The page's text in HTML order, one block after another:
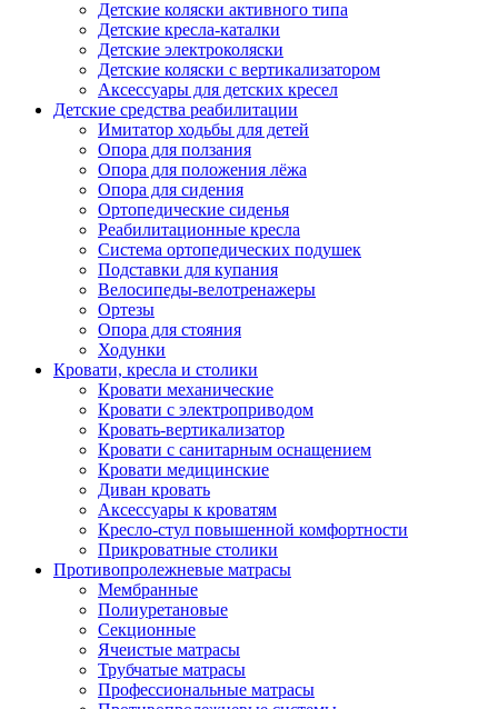
Детские коляски активного типа
Детские кресла-каталки
Детские электроколяски
Детские коляски с вертикализатором
Аксессуары для детских кресел
Детские средства реабилитации
Имитатор ходьбы для детей
Опора для ползания
Опора для положения лёжа
Опора для сидения
Ортопедические сиденья
Реабилитационные кресла
Система ортопедических подушек
Подставки для купания
Велосипеды-велотренажеры
Ортезы
Опора для стояния
Ходунки
Кровати, кресла и столики
Кровати механические
Кровати с электроприводом
Кровать-вертикализатор
Кровати с санитарным оснащением
Кровати медицинские
Диван кровать
Аксессуары к кроватям
Кресло-стул повышенной комфортности
Прикроватные столики
Противопролежневые матрасы
Мембранные
Полиуретановые
Секционные
Ячеистые матрасы
Трубчатые матрасы
Профессиональные матрасы